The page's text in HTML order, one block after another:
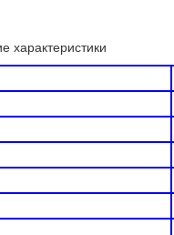
характеристики